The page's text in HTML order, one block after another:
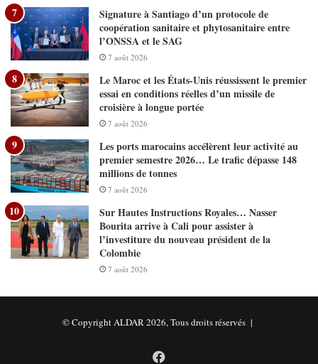
Signature à Santiago d’un protocole de
coopération sanitaire et phytosanitaire entre
l’ONSSA et le SAG
7 août 2026
Le Maroc et les États-Unis réussissent le premier
essai en conditions réelles d’un missile de
croisière à longue portée
7 août 2026
Les ports marocains accélèrent leur activité au
premier semestre 2026… Le trafic dépasse 148
millions de tonnes
7 août 2026
Sur Hautes Instructions Royales… Nasser
Bourita arrive à Cali pour assister à
l’investiture du nouveau président de la
Colombie
7 août 2026
© Copyright ALDAR 2026, Tous droits réservés |